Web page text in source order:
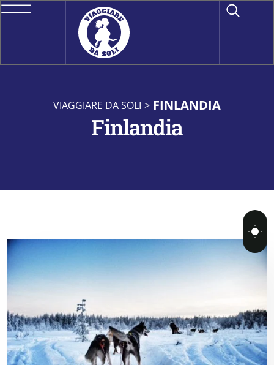
VIAGGIARE DA SOLI > FINLANDIA
Finlandia